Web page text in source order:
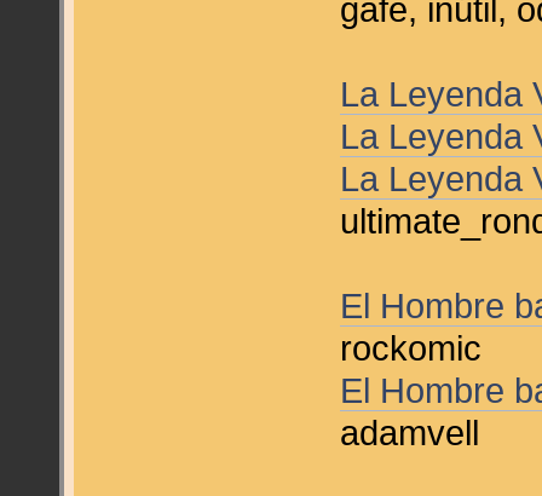
gafe, inútil,
La Leyenda
La Leyenda
La Leyenda
El Hombre
rockomic
El Hombre
adamvell